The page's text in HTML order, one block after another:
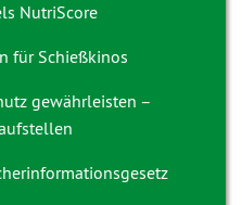
NutriScore
für Schießkinos
gewährleisten –